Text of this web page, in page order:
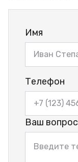
Имя
Телефон
Ваш вопрос